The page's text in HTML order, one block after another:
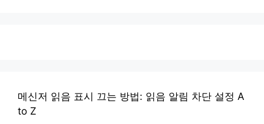
메신저 읽음 표시 끄는 방법: 읽음 알림 차단 설정 A
to Z